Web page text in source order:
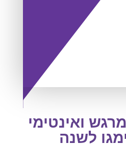
מרגש ואינטימי
לשנה